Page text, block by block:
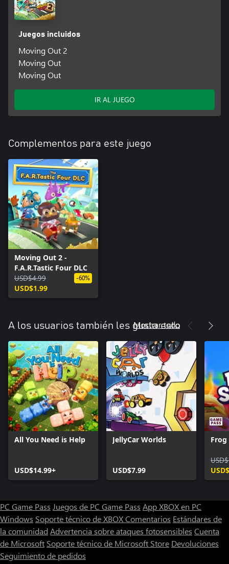
Juegos incluidos
Moving Out 2
Moving Out
Moving Out
IR AL JUEGO
Complementos para este juego
Moving Out 2 -
F.A.R.Tastic Four DLC
USD$4.99
USD$1.99
-60%
A los usuarios también les gusta esto
Mostrar todo
All You Need is Help
USD$14.99+
JellyCar Worlds
USD$7.99
Frog
PC Game Pass Juegos de PC Game Pass App XBOX en PC
Windows Soporte técnico de XBOXComentarios Estándares de
la comunidad Advertencia sobre ataques fotosensibles Cuenta
de Microsoft Soporte técnico de Microsoft Store Devoluciones
Seguimiento de pedidos